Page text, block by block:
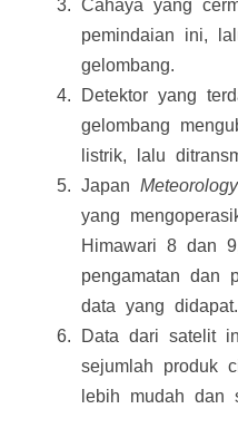
Cahaya yang
pemindaian ini,
gelombang.
Detektor yang
gelombang
listrik, lalu
Japan
yang
Himawari 8 dan
pengamatan dan
data yang didapat.
Data dari satelit
sejumlah produk
lebih mudah dan